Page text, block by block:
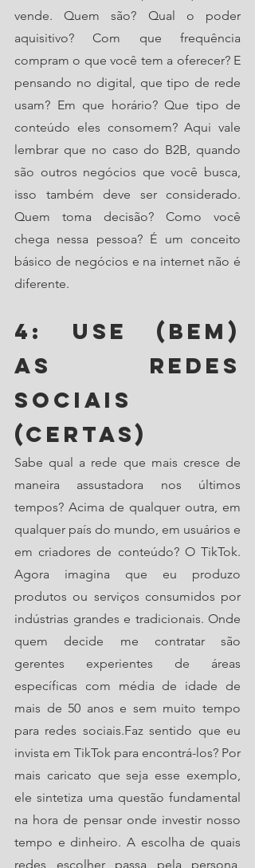
vende. Quem são? Qual o poder
aquisitivo? Com que frequência
compram o que você tem a oferecer? E
pensando no digital, que tipo de rede
usam? Em que horário? Que tipo de
conteúdo eles consomem? Aqui vale
lembrar que no caso do B2B, quando
são outros negócios que você busca,
isso também deve ser considerado.
Quem toma decisão? Como você
chega nessa pessoa? É um conceito
básico de negócios e na internet não é
diferente.
4: Use (bem)
as redes
sociais
(certas)
Sabe qual a rede que mais cresce de
maneira assustadora nos últimos
tempos? Acima de qualquer outra, em
qualquer país do mundo, em usuários e
em criadores de conteúdo? O TikTok.
Agora imagina que eu produzo
produtos ou serviços consumidos por
indústrias grandes e tradicionais. Onde
quem decide me contratar são
gerentes experientes de áreas
específicas com média de idade de
mais de 50 anos e sem muito tempo
para redes sociais.Faz sentido que eu
invista em TikTok para encontrá-los? Por
mais caricato que seja esse exemplo,
ele sintetiza uma questão fundamental
na hora de pensar onde investir nosso
tempo e dinheiro. A escolha de quais
redes escolher passa pela persona,